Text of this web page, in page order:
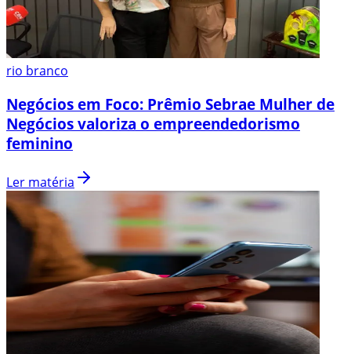
rio branco
Negócios em Foco: Prêmio Sebrae Mulher de
Negócios valoriza o empreendedorismo
feminino
Ler matéria